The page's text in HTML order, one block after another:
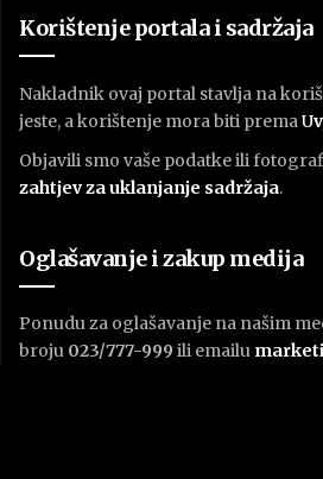
Korištenje portala i sadržaja
Nakladnik ovaj portal stavlja na
jeste, a korištenje mora biti prema U
Objavili smo vaše podatke ili
zahtjev za uklanjanje sadržaja.
Oglašavanje i zakup medija
Ponudu za oglašavanje na našim
broju 023/777-999 ili emailu